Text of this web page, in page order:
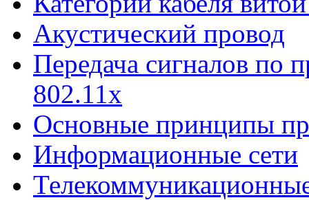
Акустический провод
Передача сигналов по
802.11х
Основные принципы
Информационные сети